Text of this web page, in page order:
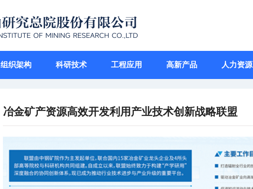
组织架构 科研技术 工程应用 高新产品 人力资源
冶金矿产资源高效开发利用产业技术创新战略联盟